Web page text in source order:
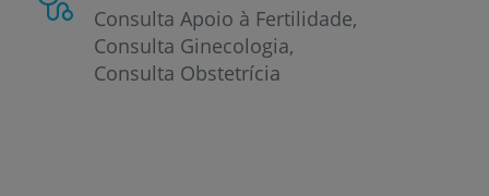
Consulta Apoio à Fertilidade
Consulta Ginecologia
Consulta Obstetrícia